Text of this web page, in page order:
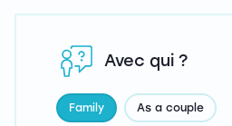
Avec qui ?
Family As a couple